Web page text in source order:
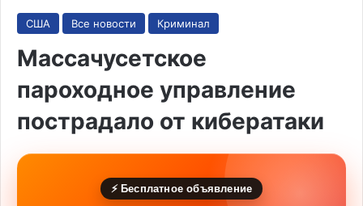
США Все новости Криминал
Массачусетское
пароходное управление
пострадало от кибератаки
⚡ Бесплатное объявление